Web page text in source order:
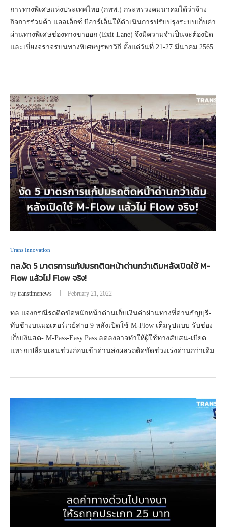
การทางพิเศษแห่งประเทศไทย (กทพ.) กระทรวงคมนาคมได้ว่าจ้าง
กิจการร่วมค้า แอลเอ็กซ์ บีอาร์เอ็นให้ดำเนินการปรับปรุงระบบเก็บค่า
ผ่านทางพิเศษช่องทางขาออก (Exit Lane) จึงมีความจำเป็นจะต้องปิด
และเบี่ยงจราจรบนทางพิเศษบูรพาวิถี ตั้งแต่วันที่ 21-27 มีนาคม 2565
Trans Innovation
ทล.งัด 5 มาตรการแก้ปมรถติดหน้าด่านกว่าเดิมหลังเปิดใช้ M-
Flow แล้วไม่ Flow จริง!
by transtimenews February 21, 2022
ทล.แจงกรณีรถติดขัดหนักหน้าด่านเก็บเงินค่าผ่านทางที่ด่านธัญบุรี-
ทับช้างบนมอเตอร์เวย์สาย 9 หลังเปิดใช้ M-Flow เต็มรูปแบบ รับช่อง
เก็บเงินสด- M-Pass-Easy Pass ลดลงอาจทำให้ผู้ใช้ทางสับสน-เบียด
แทรกเปลี่ยนเลนช่วงก่อนเข้าด่านส่งผลรถติดขัดช่วงเร่งด่วนกว่าเดิม